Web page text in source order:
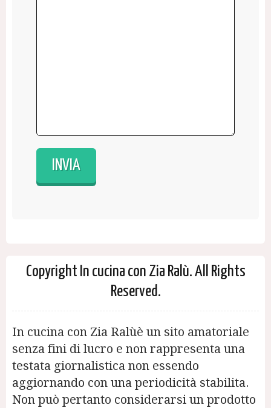
Copyright In cucina con Zia Ralù. All Rights
Reserved.
In cucina con Zia Ralùè un sito amatoriale
senza fini di lucro e non rappresenta una
testata giornalistica non essendo
aggiornando con una periodicità stabilita.
Non può pertanto considerarsi un prodotto